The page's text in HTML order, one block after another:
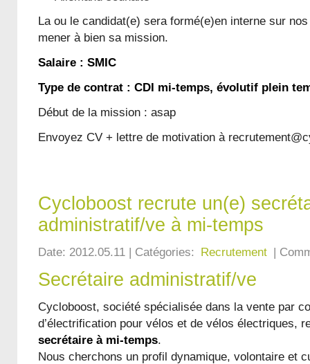
La ou le candidat(e) sera formé(e)en interne sur
mener à bien sa mission.
Salaire : SMIC
Type de contrat : CDI mi-temps, évolutif plein
Début de la mission : asap
Envoyez CV + lettre de motivation à
Cycloboost recrute un(e)
administratif/ve à mi-temps
Date: 2012.05.11 | Catégories: Recrutement |
Secrétaire administratif/ve
Cycloboost, société spécialisée dans la vente par
d’électrification pour vélos et de vélos électriques,
secrétaire à mi-temps.
Nous cherchons un profil dynamique, volontaire et